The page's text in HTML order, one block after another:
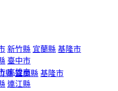
縣 宜蘭縣 基隆市
新竹縣 宜蘭縣 基隆市
臺中市
高雄市
連江縣